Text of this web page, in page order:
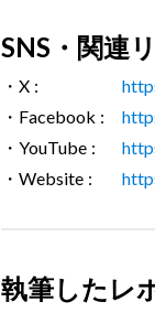
SNS・関連
・X :
・Facebook :
・YouTube :
・Website :
執筆したレ